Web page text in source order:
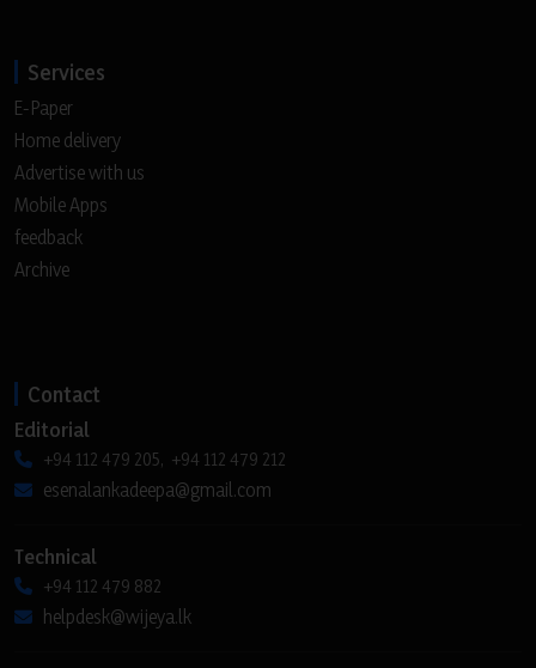
Services
E-Paper
Home delivery
Advertise with us
Mobile Apps
feedback
Archive
Contact
Editorial
+94 112 479 205, +94 112 479 212
esenalankadeepa@gmail.com
Technical
+94 112 479 882
helpdesk@wijeya.lk